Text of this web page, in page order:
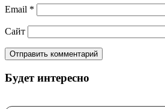
Email *
Сайт
Будет интересно